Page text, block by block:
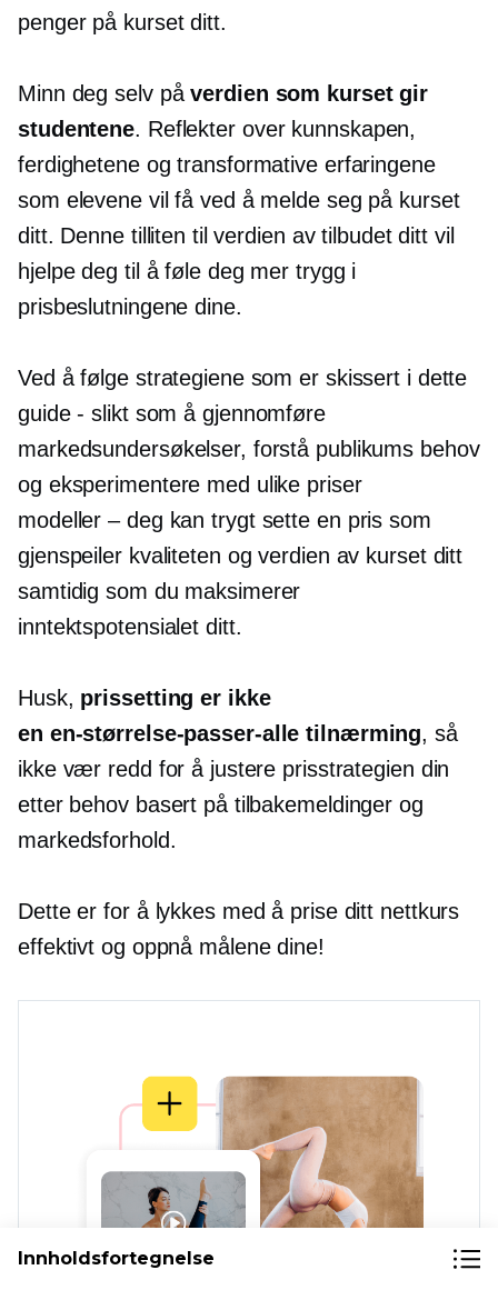
penger på kurset ditt.
Minn deg selv påverdien som kurset gir
studentene. Reflekter over kunnskapen,
ferdighetene og transformative erfaringene
som elevene vil få ved å melde seg på kurset
ditt. Denne tilliten til verdien av tilbudet ditt vil
hjelpe deg til å føle deg mer trygg i
prisbeslutningene dine.
Ved å følge strategiene som er skissert i dette
guide - sliktsom å gjennomføre
markedsundersøkelser, forstå publikums behov
og eksperimentere med ulike priser
modeller – deg kan trygt sette en pris som
gjenspeiler kvaliteten og verdien av kurset ditt
samtidig som du maksimerer
inntektspotensialet ditt.
Husk, prissetting er ikke
en en-størrelse-passer-alle tilnærming, så
ikke vær redd for å justere prisstrategien din
etter behov basert på tilbakemeldinger og
markedsforhold.
Dette er for å lykkes med å prise ditt nettkurs
effektivt og oppnå målene dine!
Innholdsfortegnelse